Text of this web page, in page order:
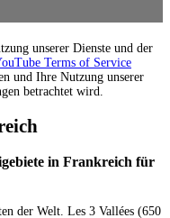
unserer Dienste und der
Terms of Service
und Ihre Nutzung unserer
betrachtet wird.
in Frankreich für
der Welt. Les 3 Vallées (650